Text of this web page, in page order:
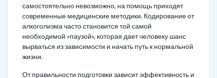
самостоятельно невозможно, на помощь приходят
современные медицинские методики. Кодирование от
алкоголизма часто становится той самой
необходимой «паузой», которая дает человеку шанс
вырваться из зависимости и начать путь к нормальной
жизни.
От правильности подготовки зависит эффективность и